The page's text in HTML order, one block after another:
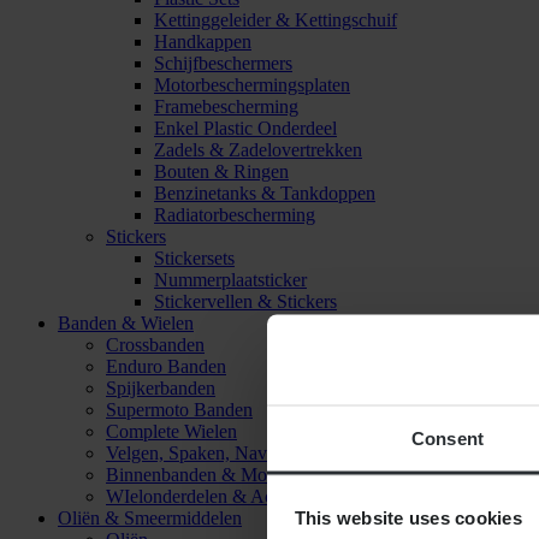
Consent
This website uses cookies
Kettinggeleider & Kettingschuif
Handkappen
Schijfbeschermers
Motorbeschermingsplaten
Framebescherming
Enkel Plastic Onderdeel
Zadels & Zadelovertrekken
Bouten & Ringen
Benzinetanks & Tankdoppen
Radiatorbescherming
Stickers
Stickersets
Nummerplaatsticker
Stickervellen & Stickers
Banden & Wielen
Crossbanden
Enduro Banden
Spijkerbanden
Supermoto Banden
Complete Wielen
Velgen, Spaken, Naven & Lagers
Binnenbanden & Mousses
WIelonderdelen & Accessoires
Oliën & Smeermiddelen